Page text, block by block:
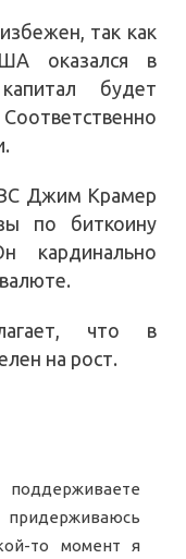
так как
оказался в
будет
Джим Крамер
по биткоину
кардинально
что в
на рост.
то момент я